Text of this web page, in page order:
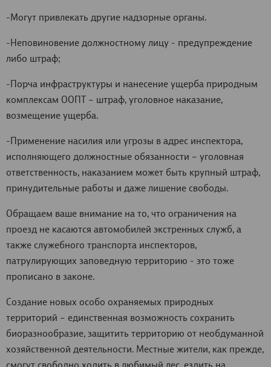
-Могут привлекать другие надзорные органы.
-Неповиновение должностному лицу - предупреждение
либо штраф;
-Порча инфраструктуры и нанесение ущерба природным
комплексам ООПТ – штраф, уголовное наказание,
возмещение ущерба.
-Применение насилия или угрозы в адрес инспектора,
исполняющего должностные обязанности – уголовная
ответственность, наказанием может быть крупный штраф,
принудительные работы и даже лишение свободы.
Обращаем ваше внимание на то, что ограничения на
проезд не касаются автомобилей экстренных служб, а
также служебного транспорта инспекторов,
патрулирующих заповедную территорию - это тоже
прописано в законе.
Создание новых особо охраняемых природных
территорий – единственная возможность сохранить
биоразнообразие, защитить территорию от необдуманной
хозяйственной деятельности. Местные жители, как прежде,